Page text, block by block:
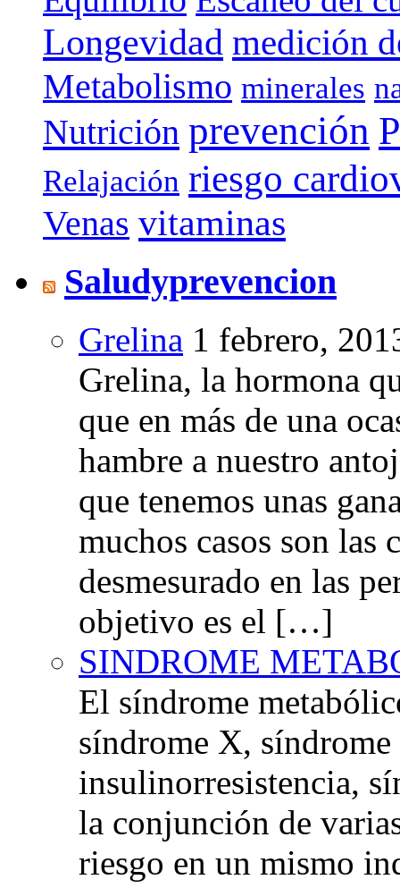
Longevidad medición
Metabolismo minerales
Nutrición prevención
Relajación riesgo
Venas vitaminas
Saludyprevencion
Grelina 1 febrero,
Grelina, la hormona
que en más de una
hambre a nuestro
que tenemos unas
muchos casos son las
desmesurado en las
objetivo es el […]
SINDROME
El síndrome
síndrome X,
insulinorresistencia,
la conjunción de
riesgo en un mismo